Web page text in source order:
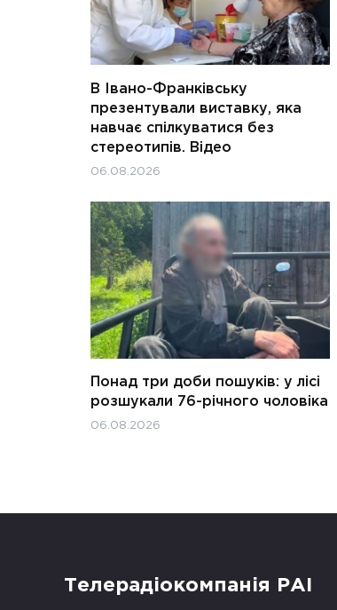
В Івано-Франківську
презентували виставку, яка
навчає спілкуватися без
стереотипів. Відео
06.08.2026
Понад три доби пошуків: у лісі
розшукали 76-річного чоловіка
06.08.2026
Телерадіокомпанія РАІ